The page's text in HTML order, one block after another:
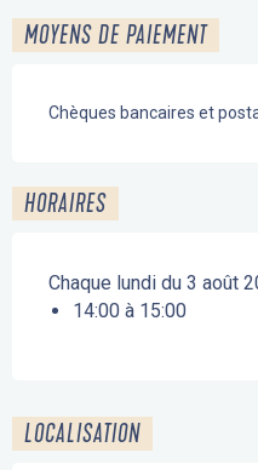
MOYENS DE PAIEMENT
Chèques bancaires et
HORAIRES
Chaque lundi du 3 août
14:00 à 15:00
LOCALISATION